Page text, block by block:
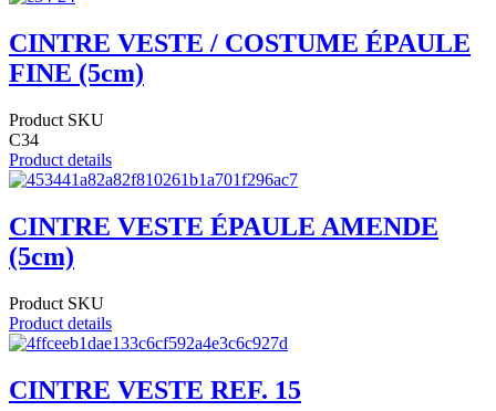
CINTRE VESTE / COSTUME ÉPAULE
FINE (5cm)
Product SKU
C34
Product details
CINTRE VESTE ÉPAULE AMENDE
(5cm)
Product SKU
Product details
CINTRE VESTE REF. 15